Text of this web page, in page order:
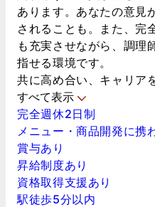
あります。あなたの意見
されることも。また、完
も充実させながら、調理
指せる環境です。
共に高め合い、キャリア
すべて表示
完全週休2日制
メニュー・商品開発に携
賞与あり
昇給制度あり
資格取得支援あり
駅徒歩5分以内